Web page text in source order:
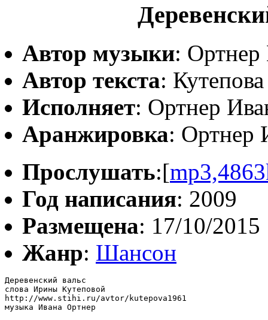
Автор музыки: Ортнер
Автор текста:
Исполняет: Ортнер
Аранжировка: Ортнер
Прослушать:[
Год написания: 2009
Размещена: 17/10/2015
Жанр: Шансон
Деревенский вальс
слова Ирины Кутеповой
http://www.stihi.ru/avtor/kutepova1961
музыка Ивана Ортнер